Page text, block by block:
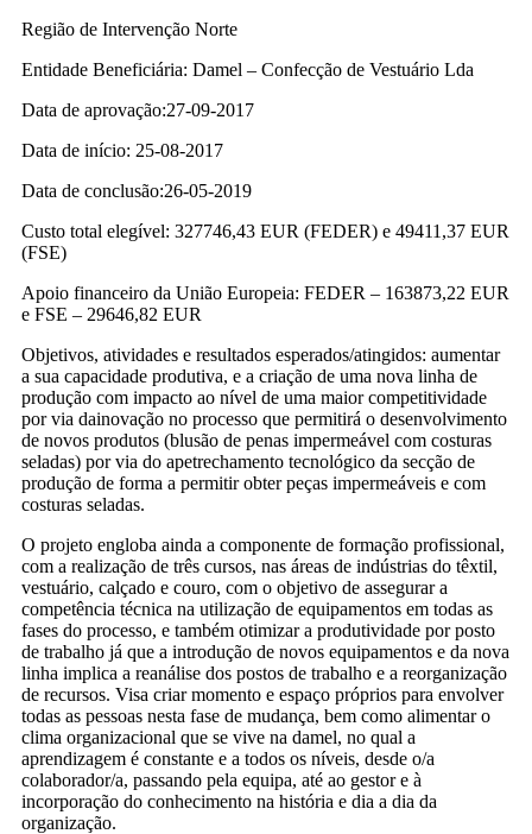
Região de Intervenção Norte
Entidade Beneficiária: Damel – Confecção de Vestuário Lda
Data de aprovação:27-09-2017
Data de início: 25-08-2017
Data de conclusão:26-05-2019
Custo total elegível: 327746,43 EUR (FEDER) e 49411,37 EUR
(FSE)
Apoio financeiro da União Europeia: FEDER – 163873,22 EUR
e FSE – 29646,82 EUR
Objetivos, atividades e resultados esperados/atingidos: aumentar
a sua capacidade produtiva, e a criação de uma nova linha de
produção com impacto ao nível de uma maior competitividade
por via dainovação no processo que permitirá o desenvolvimento
de novos produtos (blusão de penas impermeável com costuras
seladas) por via do apetrechamento tecnológico da secção de
produção de forma a permitir obter peças impermeáveis e com
costuras seladas.
O projeto engloba ainda a componente de formação profissional,
com a realização de três cursos, nas áreas de indústrias do têxtil,
vestuário, calçado e couro, com o objetivo de assegurar a
competência técnica na utilização de equipamentos em todas as
fases do processo, e também otimizar a produtividade por posto
de trabalho já que a introdução de novos equipamentos e da nova
linha implica a reanálise dos postos de trabalho e a reorganização
de recursos. Visa criar momento e espaço próprios para envolver
todas as pessoas nesta fase de mudança, bem como alimentar o
clima organizacional que se vive na damel, no qual a
aprendizagem é constante e a todos os níveis, desde o/a
colaborador/a, passando pela equipa, até ao gestor e à
incorporação do conhecimento na história e dia a dia da
organização.